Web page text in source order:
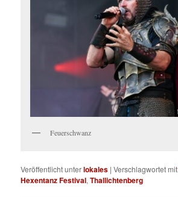
Feuerschwanz
Veröffentlicht unterlokales |Verschlagwortet mit
Hexentanz Festival,Thallichtenberg